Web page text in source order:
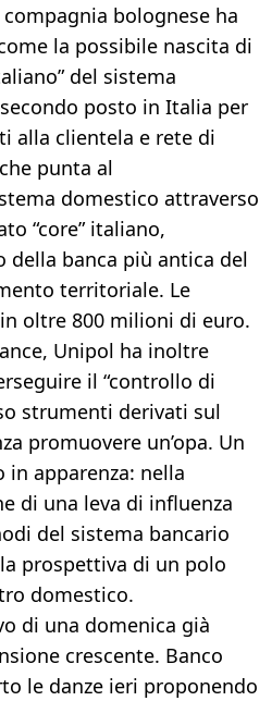
bolognese ha
la possibile nascita di
del sistema
posto in Italia per
alla clientela e rete di
punta al
domestico attraverso
“core” italiano,
della banca più antica del
territoriale. Le
oltre 800 milioni di euro.
Unipol ha inoltre
il “controllo di
strumenti derivati sul
promuovere un’opa. Un
in apparenza: nella
di una leva di influenza
del sistema bancario
prospettiva di un polo
domestico.
di una domenica già
crescente. Banco
le danze ieri proponendo